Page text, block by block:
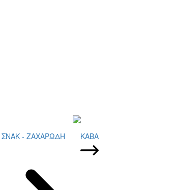
- ΖΑΧΑΡΩΔΗ ΚΑΒΑ